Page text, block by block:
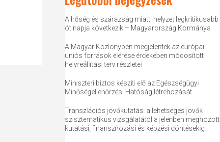
A hőség és szárazság miatti helyzet legkritikusabb
öt napja következik – Magyarország Kormánya
A Magyar Közlönyben megjelentek az európai
uniós források elérése érdekében módosított
helyreállítási terv részletei
Miniszteri biztos készíti elő az Egészségügyi
Minőségellenőrzési Hatóság létrehozását
Transzlációs jövőkutatás: a lehetséges jövők
szisztematikus vizsgálatától a jelenben meghozott
kutatási, finanszírozási és képzési döntésekig